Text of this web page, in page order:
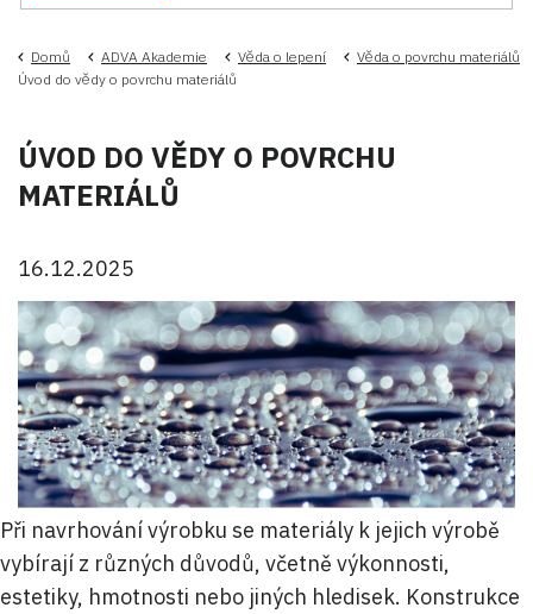
Domů ADVA Akademie Věda o lepení
Věda o povrchu materiálů
Úvod do vědy o povrchu materiálů
ÚVOD DO VĚDY O POVRCHU
MATERIÁLŮ
16.12.2025
Při navrhování výrobku se materiály k jejich výrobě
vybírají z různých důvodů, včetně výkonnosti,
estetiky, hmotnosti nebo jiných hledisek. Konstrukce